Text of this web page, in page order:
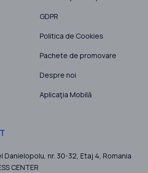
GDPR
Politica de Cookies
Pachete de promovare
Despre noi
Aplicaţia Mobilă
Danielopolu, nr. 30-32, Etaj 4, Romania
CENTER